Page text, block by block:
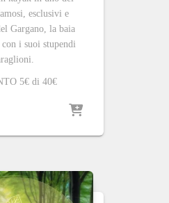
esclusivi e
Gargano, la baia
i suoi stupendi
5€ di 40€